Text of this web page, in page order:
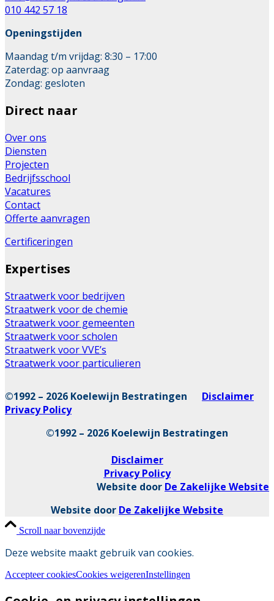
010 442 57 18
Openingstijden
Maandag t/m vrijdag: 8:30 – 17:00
Zaterdag: op aanvraag
Zondag: gesloten
Direct naar
Over ons
Diensten
Projecten
Bedrijfsschool
Vacatures
Contact
Offerte aanvragen
Certificeringen
Expertises
Straatwerk voor bedrijven
Straatwerk voor de chemie
Straatwerk voor gemeenten
Straatwerk voor scholen
Straatwerk voor VVE’s
Straatwerk voor particulieren
©1992 – 2026 Koelewijn Bestratingen Disclaimer
Privacy Policy
©1992 – 2026 Koelewijn Bestratingen
Disclaimer
Privacy Policy
Website door De Zakelijke Website
Website door De Zakelijke Website
Scroll naar bovenzijde
Deze website maakt gebruik van cookies.
Accepteer cookiesCookies weigerenInstellingen